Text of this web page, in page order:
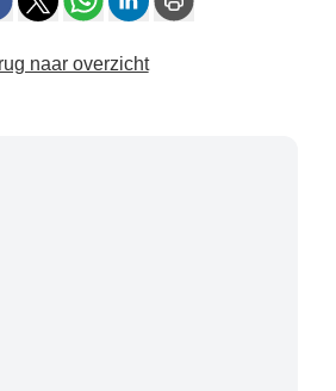
naar overzicht